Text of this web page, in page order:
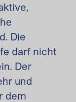
Die
darf nicht
Der
und
dem